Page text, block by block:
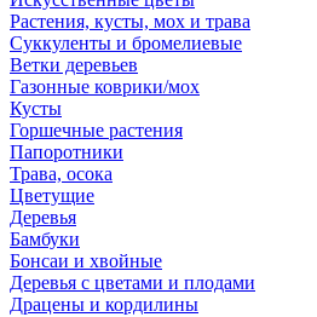
Растения, кусты, мох и трава
Суккуленты и бромелиевые
Ветки деревьев
Газонные коврики/мох
Кусты
Горшечные растения
Папоротники
Трава, осока
Цветущие
Деревья
Бамбуки
Бонсаи и хвойные
Деревья с цветами и плодами
Драцены и кордилины